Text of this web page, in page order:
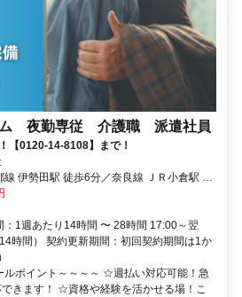
ム 夜勤専従 介護職 派遣社員
【0120-14-8108】まで！
伊勢田駅 徒歩6分／奈良線 ＪＲ小倉駅 徒
歩16分
：1週あたり14時間 〜 28時間 17:00～翌
時間） 契約更新期間：初回契約期間は1か
ルポイント～～～～ ☆週払い対応可能！急
きます！ ☆資格や経験を活かせる場！こ